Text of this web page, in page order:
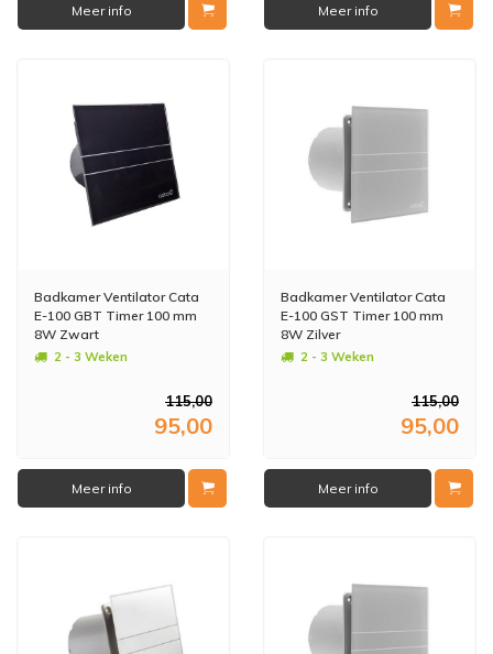
Meer info Meer info
Badkamer Ventilator Cata
E-100 GBT Timer 100 mm
8W Zwart
2 - 3 Weken
115,00
95,00
Meer info
Badkamer Ventilator Cata
E-100 GST Timer 100 mm
8W Zilver
2 - 3 Weken
115,00
95,00
Meer info